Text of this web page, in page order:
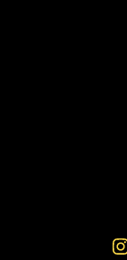
Instagram